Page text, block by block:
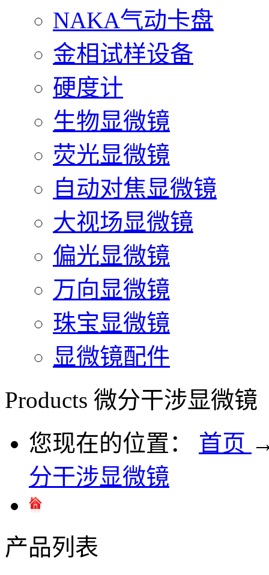
NAKA气动卡盘
金相试样设备
硬度计
生物显微镜
荧光显微镜
自动对焦显微镜
大视场显微镜
偏光显微镜
万向显微镜
珠宝显微镜
显微镜配件
Products 微分干涉显微镜
您现在的位置：
首页
分干涉显微镜
产品列表